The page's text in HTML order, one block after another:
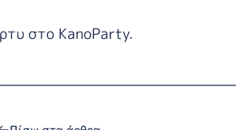
στο KanoParty.